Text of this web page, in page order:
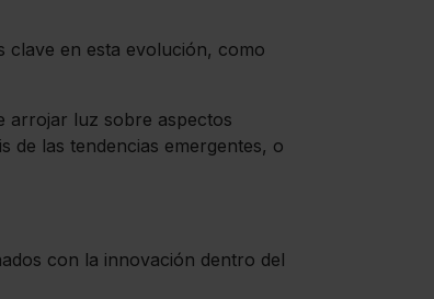
clave en esta evolución, como
arrojar luz sobre aspectos
de las tendencias emergentes, o
con la innovación dentro del